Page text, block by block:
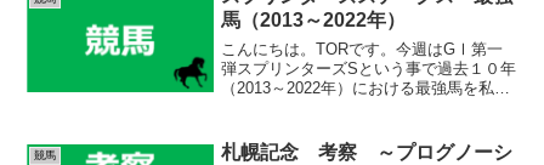
ルクロードS、根岸Sに...
馬（2013～2022年）
こんにちは。TORです。今週はGⅠ第一
弾スプリンターズSという事で過去１０年
（2013～2022年）における最強馬を私の
い。 (adsbygoogle = window....
競馬
札幌記念 考察 ～プログノーシ